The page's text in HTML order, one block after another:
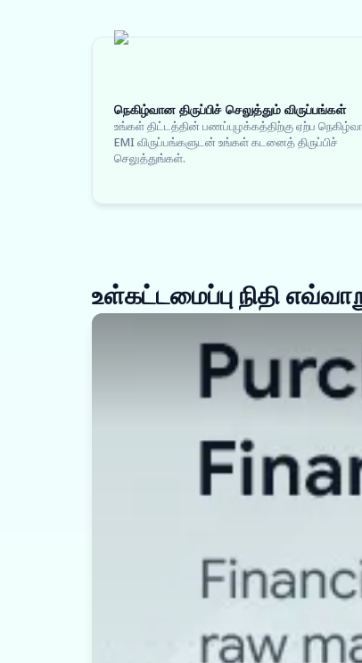
நெகிழ்வான திருப்பிச் செலுத்தும் விருப்பங்கள்
உங்கள் திட்டத்தின் பணப்புழக்கத்திற்கு ஏற்ப
EMI விருப்பங்களுடன் உங்கள் கடனைத் திருப்பிச்
செலுத்துங்கள்.
உள்கட்டமைப்பு நிதி